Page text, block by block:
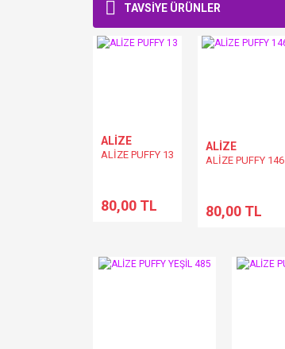
TAVSİYE ÜRÜNLER
ALİZE
ALİZE PUFFY 13
80,00 TL
ALİZE
ALİZE PUFFY 146
80,00 TL